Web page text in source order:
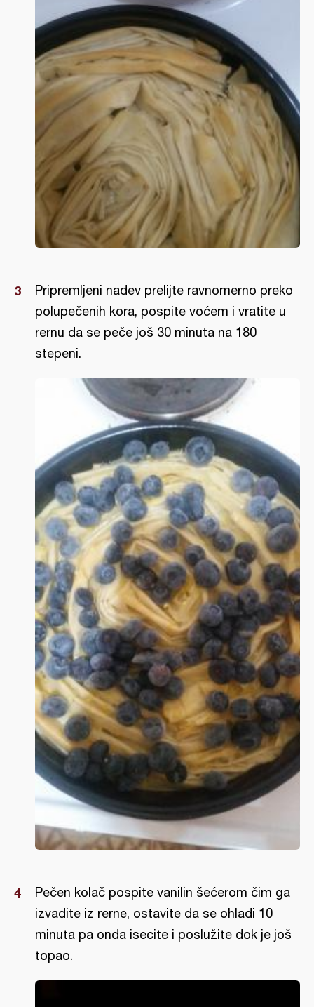
Pripremljeni nadev prelijte ravnomerno preko
polupečenih kora, pospite voćem i vratite u
rernu da se peče još 30 minuta na 180
stepeni.
Pečen kolač pospite vanilin šećerom čim ga
izvadite iz rerne, ostavite da se ohladi 10
minuta pa onda isecite i poslužite dok je još
topao.